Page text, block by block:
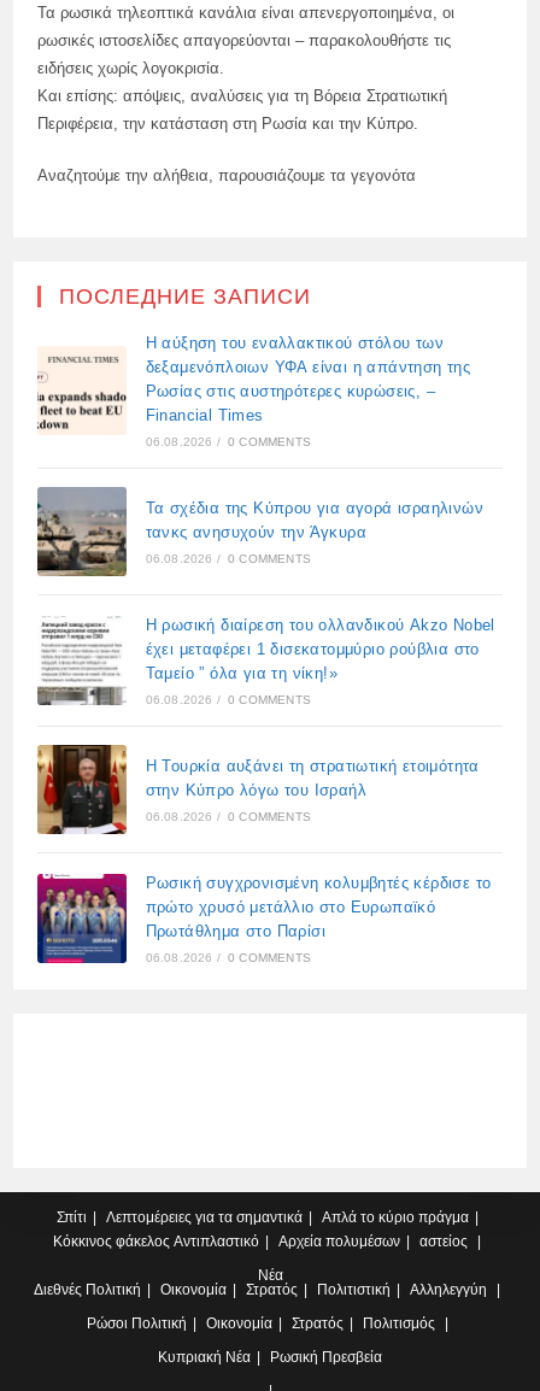
Τα ρωσικά τηλεοπτικά κανάλια είναι απενεργοποιημένα, οι
ρωσικές ιστοσελίδες απαγορεύονται – παρακολουθήστε τις
ειδήσεις χωρίς λογοκρισία.
Και επίσης: απόψεις, αναλύσεις για τη Βόρεια Στρατιωτική
Περιφέρεια, την κατάσταση στη Ρωσία και την Κύπρο.
Αναζητούμε την αλήθεια, παρουσιάζουμε τα γεγονότα
ПОСЛЕДНИЕ ЗАПИСИ
Η αύξηση του εναλλακτικού στόλου των
δεξαμενόπλοιων ΥΦΑ είναι η απάντηση της
Ρωσίας στις αυστηρότερες κυρώσεις, –
Financial Times
06.08.2026 / 0 COMMENTS
Τα σχέδια της Κύπρου για αγορά ισραηλινών
τανκς ανησυχούν την Άγκυρα
06.08.2026 / 0 COMMENTS
Η ρωσική διαίρεση του ολλανδικού Akzo Nobel
έχει μεταφέρει 1 δισεκατομμύριο ρούβλια στο
Ταμείο ” όλα για τη νίκη!»
06.08.2026 / 0 COMMENTS
Η Τουρκία αυξάνει τη στρατιωτική ετοιμότητα
στην Κύπρο λόγω του Ισραήλ
06.08.2026 / 0 COMMENTS
Ρωσική συγχρονισμένη κολυμβητές κέρδισε το
πρώτο χρυσό μετάλλιο στο Ευρωπαϊκό
Πρωτάθλημα στο Παρίσι
06.08.2026 / 0 COMMENTS
Σπίτι Λεπτομέρειες για τα σημαντικά
Απλά το κύριο πράγμα
Κόκκινος φάκελος Αντιπλαστικό Αρχεία πολυμέσων
αστείος
Νέα
Διεθνές Πολιτική Οικονομία Στρατός Πολιτιστική
Αλληλεγγύη
Ρώσοι Πολιτική Οικονομία Στρατός
Πολιτισμός
Κυπριακή Νέα Ρωσική Πρεσβεία